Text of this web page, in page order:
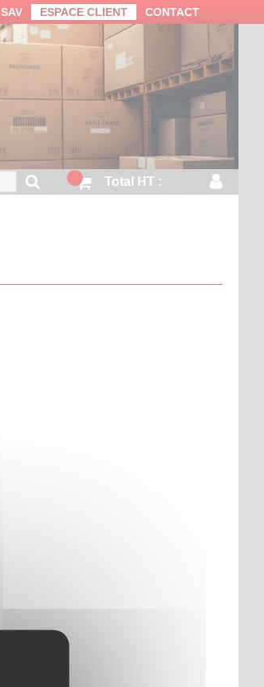
SAV ESPACE CLIENT CONTACT
Total HT :